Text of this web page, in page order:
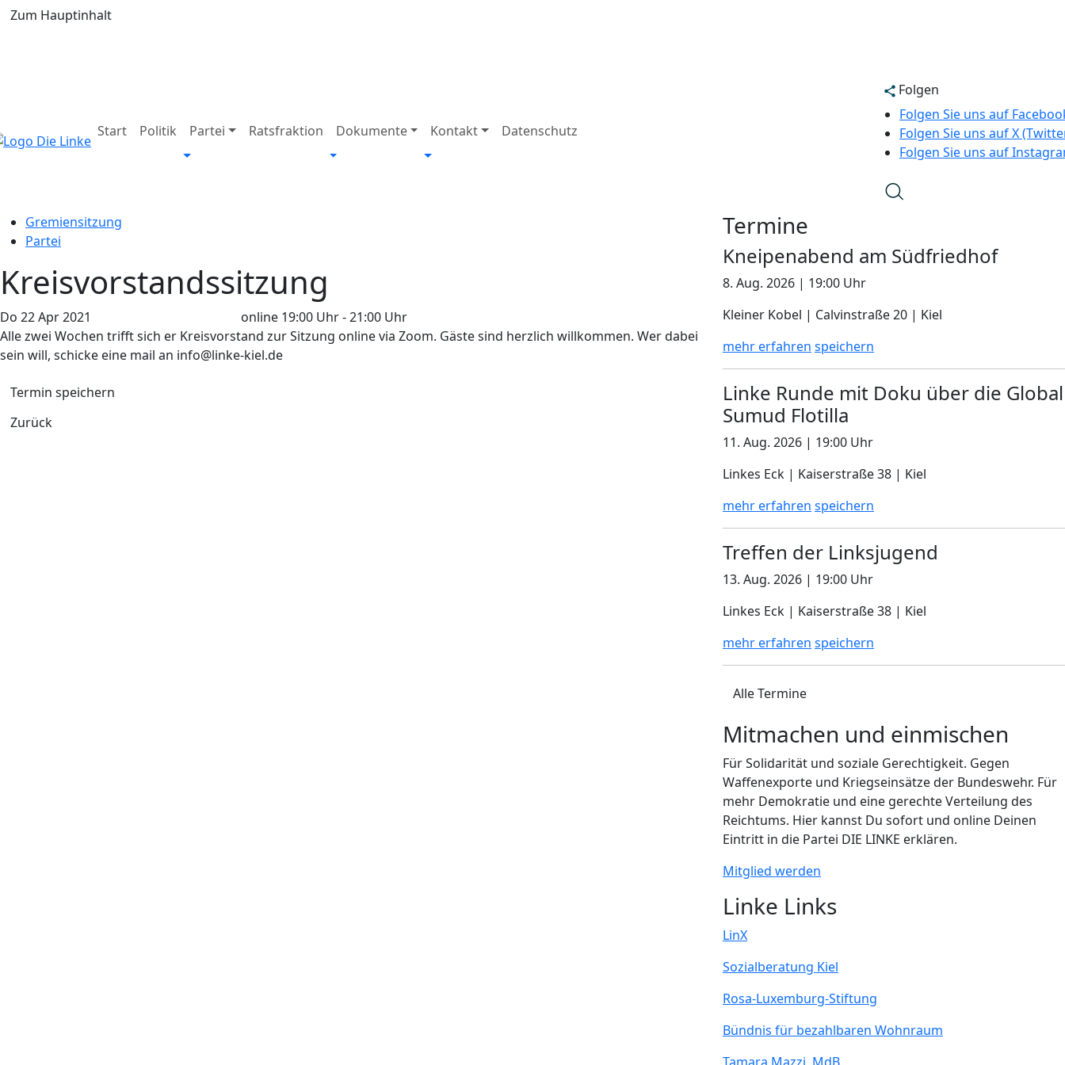
Zum Hauptinhalt
Start Politik Partei Ratsfraktion Dokumente Kontakt Datenschutz
Folgen
Folgen Sie uns auf
Folgen Sie uns auf X
Folgen Sie uns auf
Gremiensitzung
Partei
Kreisvorstandssitzung
Do 22Apr2021 online 19:00 Uhr - 21:00 Uhr
Alle zwei Wochen trifft sich er Kreisvorstand zur Sitzung online via Zoom. Gäste sind herzlich willkommen. Wer dabei
sein will, schicke eine mail an info@linke-kiel.de
Termin speichern
Zurück
Termine
Kneipenabend am Südfriedhof
8. Aug. 2026 | 19:00 Uhr
Kleiner Kobel | Calvinstraße 20 | Kiel
mehr erfahren speichern
Linke Runde mit Doku über die Global
Sumud Flotilla
11. Aug. 2026 | 19:00 Uhr
Linkes Eck | Kaiserstraße 38 | Kiel
mehr erfahren speichern
Treffen der Linksjugend
13. Aug. 2026 | 19:00 Uhr
Linkes Eck | Kaiserstraße 38 | Kiel
mehr erfahren speichern
Alle Termine
Mitmachen und einmischen
Für Solidarität und soziale Gerechtigkeit. Gegen
Waffenexporte und Kriegseinsätze der Bundeswehr. Für
mehr Demokratie und eine gerechte Verteilung des
Reichtums. Hier kannst Du sofort und online Deinen
Eintritt in die Partei DIE LINKE erklären.
Mitglied werden
Linke Links
LinX
Sozialberatung Kiel
Rosa-Luxemburg-Stiftung
Bündnis für bezahlbaren Wohnraum